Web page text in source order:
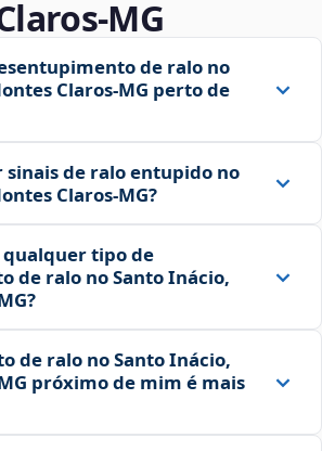
de ralo no
Claros‑MG perto de
sinais de ralo entupido no
Claros‑MG?
qualquer tipo de
de ralo no Santo Inácio,
de ralo no Santo Inácio,
próximo de mim é mais